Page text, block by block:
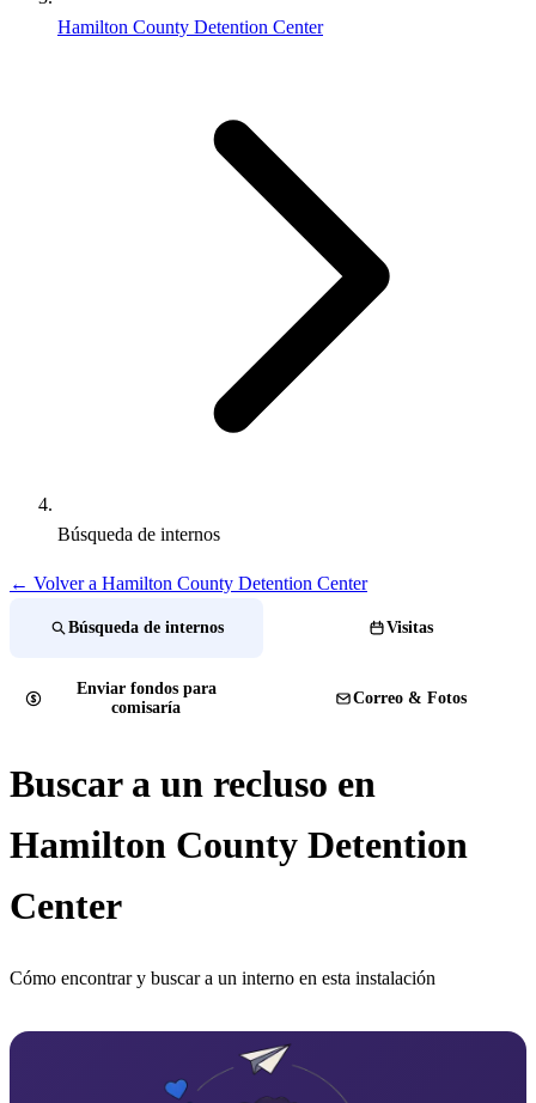
Hamilton County Detention Center
Búsqueda de internos
← Volver a Hamilton County Detention Center
Búsqueda de internos Visitas
Enviar fondos para
comisaría
Correo & Fotos
Buscar a un recluso en
Hamilton County Detention
Center
Cómo encontrar y buscar a un interno en esta instalación